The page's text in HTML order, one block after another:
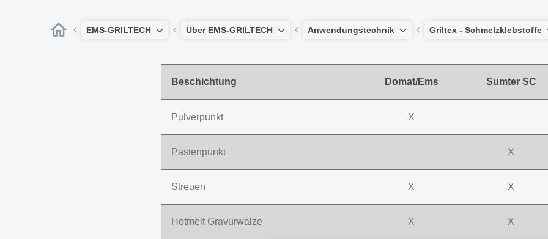
EMS-GRILTECH Über EMS-GRILTECH Anwendungstechnik Griltex - Schmelzklebstoffe
Beschichtung Domat/Ems Sumter SC
Pulverpunkt X
Pastenpunkt X
Streuen X X
Hotmelt Gravurwalze X X